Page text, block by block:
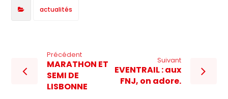
actualités
Précédent
MARATHON ET
SEMI DE
LISBONNE
Suivant
EVENTRAIL : aux
FNJ, on adore.